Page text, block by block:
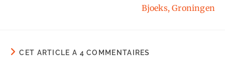
Bjoeks, Groningen
CET ARTICLE A 4 COMMENTAIRES